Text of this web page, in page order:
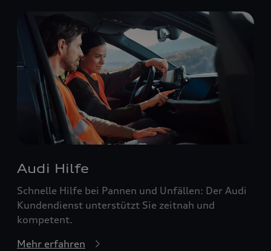
Audi Hilfe
Schnelle Hilfe bei Pannen und Unfällen: Der Audi
Kundendienst unterstützt Sie zeitnah und
kompetent.
Mehr erfahren